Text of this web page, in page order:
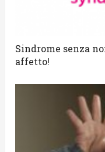
Sindrome senza
affetto!